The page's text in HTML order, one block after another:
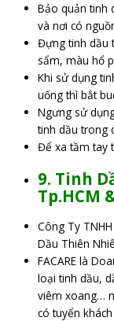
Bảo quản tinh
và nơi có
Đựng tinh dầu
sẩm, màu hổ
Khi sử dụng
uống thì bắt
Ngưng sử
tinh dầu trong
Để xa tầm tay
9. Tinh
Tp.HCM
Công Ty
Dầu Thiên
FACARE là
loại tinh dầu,
viêm xoang…
có tuyển